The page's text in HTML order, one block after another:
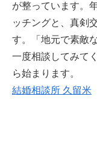
が整っています。
ッチングと、真剣
す。「地元で素敵
一度相談してみて
ら始まります。
結婚相談所 久留米